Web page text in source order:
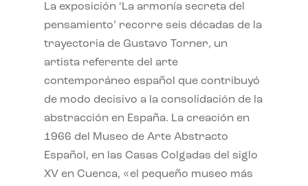
La exposición ‘La armonía secreta del
pensamiento’ recorre seis décadas de la
trayectoria de Gustavo Torner, un
artista referente del arte
contemporáneo español que contribuyó
de modo decisivo a la consolidación de la
abstracción en España. La creación en
1966 del Museo de Arte Abstracto
Español, en las Casas Colgadas del siglo
XV en Cuenca, «el pequeño museo más